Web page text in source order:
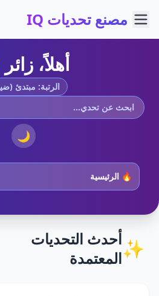
مصنع تحديات IQ
أهلاً،
الرتبة: مبتدئ
🌙
✨أحدث التحديات
المعتمدة